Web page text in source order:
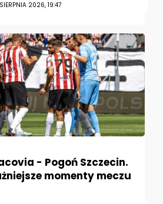
2026, 19:47
- Pogoń Szczecin.
momenty meczu